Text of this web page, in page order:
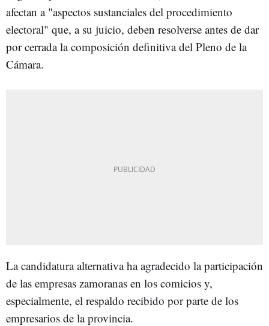
afectan a "aspectos sustanciales del procedimiento
electoral" que, a su juicio, deben resolverse antes de dar
por cerrada la composición definitiva del Pleno de la
Cámara.
La candidatura alternativa ha agradecido la participación
de las empresas zamoranas en los comicios y,
especialmente, el respaldo recibido por parte de los
empresarios de la provincia.